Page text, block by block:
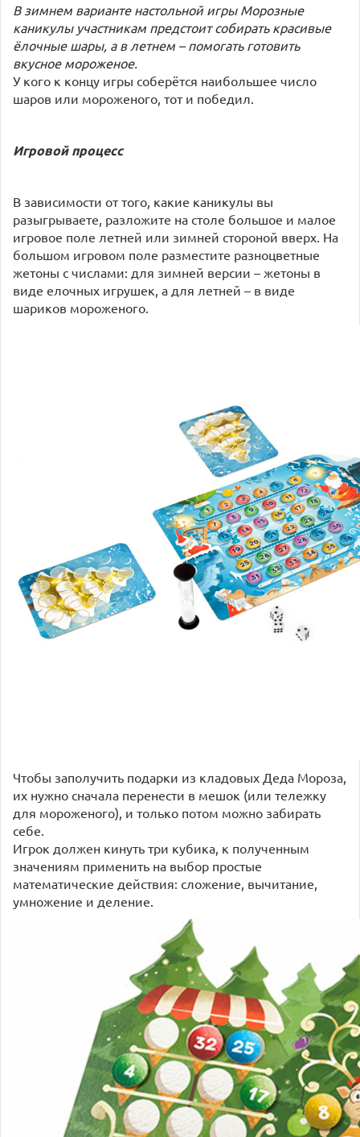
В зимнем варианте настольной игры Морозные
каникулы участникам предстоит собирать красивые
ёлочные шары, а в летнем – помогать готовить
вкусное мороженое.
У кого к концу игры соберётся наибольшее число
шаров или мороженого, тот и победил.
Игровой процесс
В зависимости от того, какие каникулы вы
разыгрываете, разложите на столе большое и малое
игровое поле летней или зимней стороной вверх. На
большом игровом поле разместите разноцветные
жетоны с числами: для зимней версии – жетоны в
виде елочных игрушек, а для летней – в виде
шариков мороженого.
Чтобы заполучить подарки из кладовых Деда Мороза,
их нужно сначала перенести в мешок (или тележку
для мороженого), и только потом можно забирать
себе.
Игрок должен кинуть три кубика, к полученным
значениям применить на выбор простые
математические действия: сложение, вычитание,
умножение и деление.